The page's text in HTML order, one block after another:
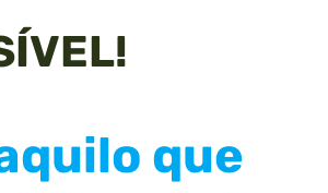
que